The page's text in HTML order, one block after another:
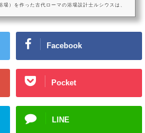
場）を作った古代ローマの浴場設計士ルシウスは、
上戸彩が演じます。監督は『翔んで埼玉』（201...
Facebook
Pocket
LINE